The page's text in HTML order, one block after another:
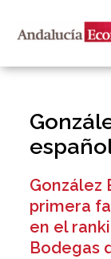
González
primera
en el
Bodegas